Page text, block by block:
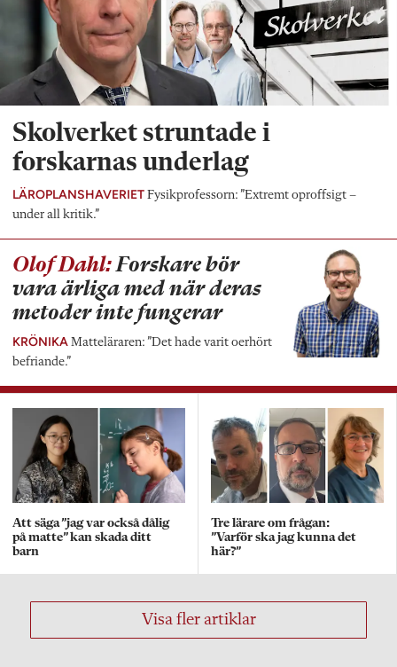
Skolverket struntade i
forskarnas underlag
LÄROPLANSHAVERIET Fysikprofessorn: ”Extremt oproffsigt –
under all kritik.”
Olof Dahl:Forskare bör
vara ärliga med när deras
metoder inte fungerar
KRÖNIKA Matteläraren: ”Det hade varit oerhört
befriande.”
Att säga ”jag var också dålig
på matte” kan skada ditt
barn
Tre lärare om frågan:
”Varför ska jag kunna det
här?”
Visa fler artiklar